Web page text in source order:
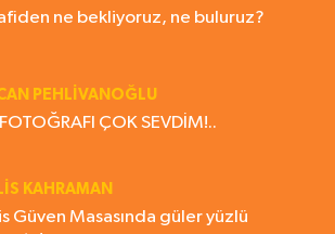
ne bekliyoruz, ne buluruz?
PEHLİVANOĞLU
ÇOK SEVDİM!..
KAHRAMAN
Güven Masasında güler yüzlü